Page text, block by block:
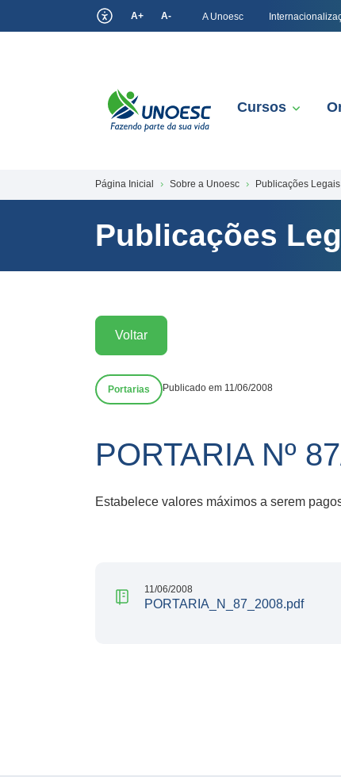
A+ A- A Unoesc
Cursos
Página Inicial Sobre a Unoesc Publicações Legais
Publicações
Voltar
Portarias Publicado em 11/06/2008
PORTARIA Nº
Estabelece valores máximos a serem
11/06/2008
PORTARIA_N_87_2008.pdf